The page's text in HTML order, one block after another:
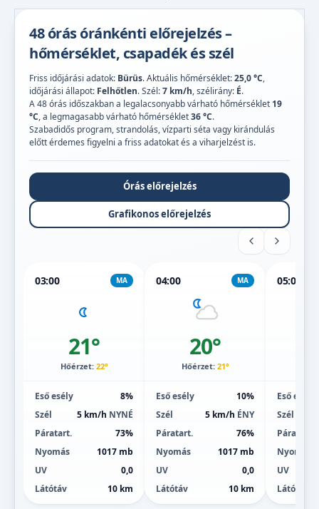
48 órás óránkénti előrejelzés –
hőmérséklet, csapadék és szél
Friss időjárási adatok: Bürüs. Aktuális hőmérséklet:25,0 °C,
időjárási állapot: Felhőtlen. Szél:7 km/h, szélirány: É.
A 48 órás időszakban a legalacsonyabb várható hőmérséklet 19
°C, a legmagasabb várható hőmérséklet36 °C.
Szabadidős program, strandolás, vízparti séta vagy kirándulás
előtt érdemes figyelni a friss adatokat és a viharjelzést is.
Órás előrejelzés
Grafikonos előrejelzés
03:00 MA
21°
Hőérzet: 22°
Eső esély
8%
Szél
5 km/h NYNÉ
Páratart.
73%
Nyomás
1017 mb
UV
0,0
Látótáv
10 km
04:00 MA
20°
Hőérzet: 21°
Eső esély
10%
Szél
5 km/h ÉNY
Páratart.
76%
Nyomás
1017 mb
UV
0,0
Látótáv
10 km
05:00
Eső esély
Szél
Páratart.
Nyomás
UV
Látótáv